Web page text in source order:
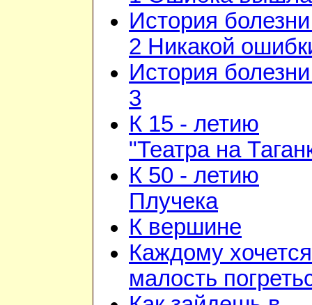
История
2 Никакой
История
3
К 15 - летию
"Театра на
К 50 - летию
Плучека
К вершине
Каждому хочется
малость